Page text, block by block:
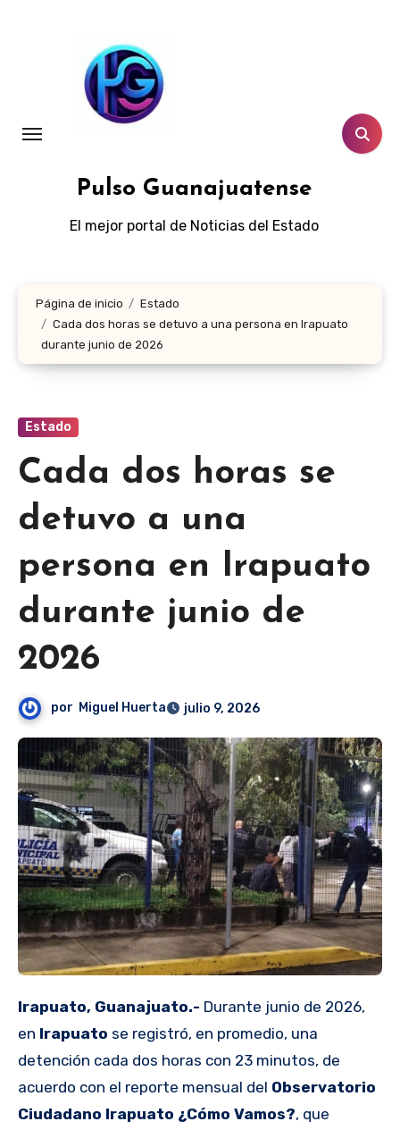
Pulso Guanajuatense
El mejor portal de Noticias del Estado
Página de inicio
Estado
Cada dos horas se detuvo a una persona en Irapuato
durante junio de 2026
Estado
Cada dos horas se
detuvo a una
persona en Irapuato
durante junio de
2026
por Miguel Huerta julio 9, 2026
Irapuato, Guanajuato.- Durante junio de 2026,
en Irapuato se registró, en promedio, una
detención cada dos horas con 23 minutos, de
acuerdo con el reporte mensual del Observatorio
Ciudadano Irapuato ¿Cómo Vamos?, que